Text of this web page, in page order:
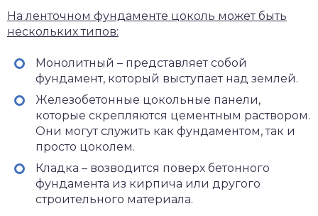
На ленточном фундаменте цоколь может быть
нескольких типов:
Монолитный – представляет собой
фундамент, который выступает над землей.
Железобетонные цокольные панели,
которые скрепляются цементным раствором.
Они могут служить как фундаментом, так и
просто цоколем.
Кладка – возводится поверх бетонного
фундамента из кирпича или другого
строительного материала.